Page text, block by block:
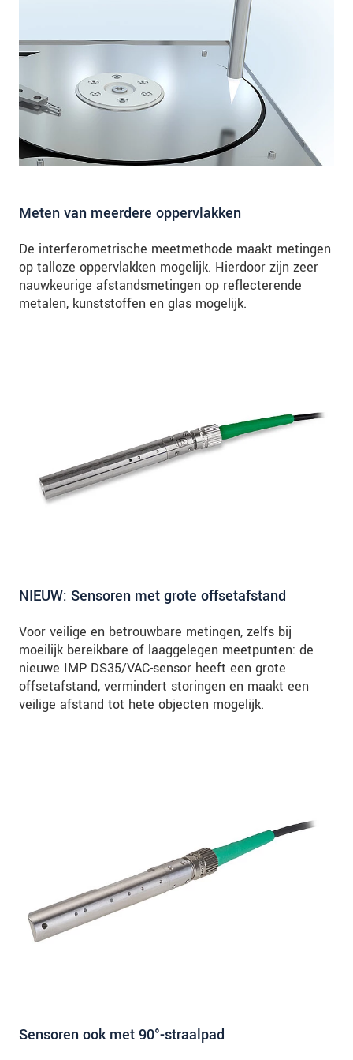
Meten van meerdere oppervlakken
De interferometrische meetmethode maakt metingen
op talloze oppervlakken mogelijk. Hierdoor zijn zeer
nauwkeurige afstandsmetingen op reflecterende
metalen, kunststoffen en glas mogelijk.
NIEUW: Sensoren met grote offsetafstand
Voor veilige en betrouwbare metingen, zelfs bij
moeilijk bereikbare of laaggelegen meetpunten: de
nieuwe IMP DS35/VAC-sensor heeft een grote
offsetafstand, vermindert storingen en maakt een
veilige afstand tot hete objecten mogelijk.
Sensoren ook met 90°-straalpad